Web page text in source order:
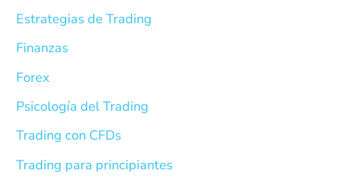
Estrategias de Trading
Finanzas
Forex
Psicología del Trading
Trading con CFDs
Trading para principiantes